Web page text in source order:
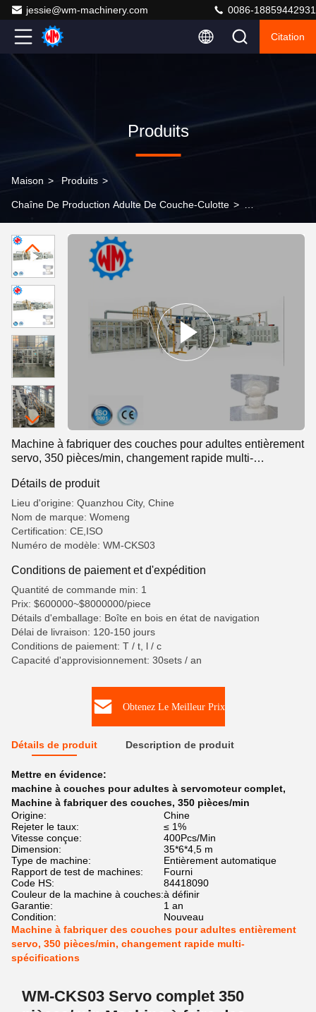
jessie@wm-machinery.com 0086-18859442931
Citation
Produits
Maison > Produits >
Chaîne De Production Adulte De Couche-Culotte >
entièrement servo, 350 pièces/min, changement rapide
multi-spécifications
Machine à fabriquer des couches pour adultes entièrement
servo, 350 pièces/min, changement rapide multi-
Détails de produit
Lieu d'origine: Quanzhou City, Chine
Nom de marque: Womeng
Certification: CE,ISO
Numéro de modèle: WM-CKS03
Conditions de paiement et d'expédition
Quantité de commande min: 1
Prix: $600000~$8000000/piece
Détails d'emballage: Boîte en bois en état de navigation
Délai de livraison: 120-150 jours
Conditions de paiement: T / t, l / c
Capacité d'approvisionnement: 30sets / an
Obtenez Le Meilleur Prix
Détails de produit Description de produit
Mettre en évidence:
machine à couches pour adultes à servomoteur complet,
Machine à fabriquer des couches, 350 pièces/min
Origine:
Chine
Rejeter le taux:
≤ 1%
Vitesse conçue:
400Pcs/Min
Dimension:
35*6*4,5 m
Type de machine:
Entièrement automatique
Rapport de test de machines:
Fourni
Code HS:
84418090
Couleur de la machine à couches:à définir
Garantie:
1 an
Condition:
Nouveau
Machine à fabriquer des couches pour adultes entièrement
servo, 350 pièces/min, changement rapide multi-
spécifications
WM-CKS03 Servo complet 350